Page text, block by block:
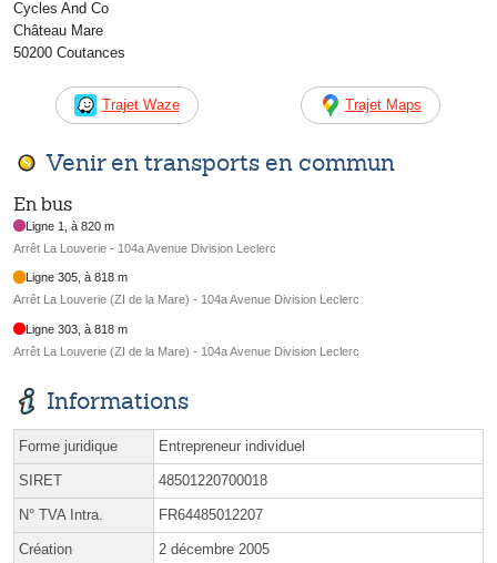
Cycles And Co
Château Mare
50200 Coutances
Trajet Waze Trajet Maps
Venir en transports en commun
En bus
Ligne 1, à 820 m
Arrêt La Louverie - 104a Avenue Division Leclerc
Ligne 305, à 818 m
Arrêt La Louverie (ZI de la Mare) - 104a Avenue Division Leclerc
Ligne 303, à 818 m
Arrêt La Louverie (ZI de la Mare) - 104a Avenue Division Leclerc
Informations
Forme juridique Entrepreneur individuel
SIRET 48501220700018
N° TVA Intra. FR64485012207
Création 2 décembre 2005